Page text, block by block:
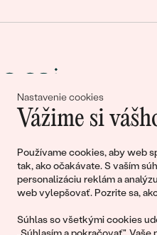
Nastavenie cookies
Vážime si
Používame cookies, aby web
tak, ako očakávate. S vaším
personalizáciu reklám a
web vylepšovať. Pozrite sa,
Súhlas so všetkými cookies
lásky